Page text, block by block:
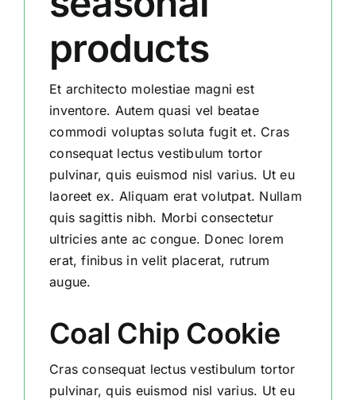
products
Et architecto molestiae magni est
inventore. Autem quasi vel beatae
commodi voluptas soluta fugit et. Cras
consequat lectus vestibulum tortor
pulvinar, quis euismod nisl varius. Ut eu
laoreet ex. Aliquam erat volutpat. Nullam
quis sagittis nibh. Morbi consectetur
ultricies ante ac congue. Donec lorem
erat, finibus in velit placerat, rutrum
augue.
Coal Chip Cookie
Cras consequat lectus vestibulum tortor
pulvinar, quis euismod nisl varius. Ut eu